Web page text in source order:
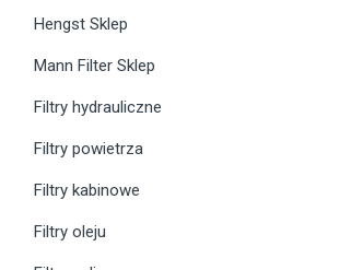
Hengst Sklep
Mann Filter Sklep
Filtry hydrauliczne
Filtry powietrza
Filtry kabinowe
Filtry oleju